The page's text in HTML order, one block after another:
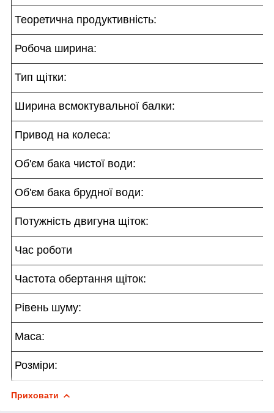
Теоретична продуктивність:
Робоча ширина:
Тип щітки:
Ширина всмоктувальної балки:
Привод на колеса:
Об'єм бака чистої води:
Об'єм бака брудної води:
Потужність двигуна щіток:
Час роботи
Частота обертання щіток:
Рівень шуму:
Маса:
Розміри:
Приховати